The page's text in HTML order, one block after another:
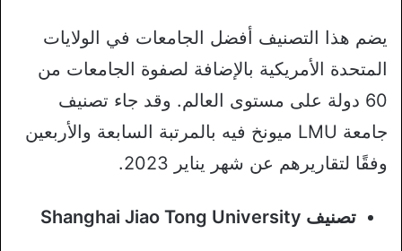
يضم هذا التصنيف أفضل الجامعات في الولايات
المتحدة الأمريكية بالإضافة لصفوة الجامعات من
60 دولة على مستوى العالم. وقد جاء تصنيف
جامعة LMU ميونخ فيه بالمرتبة السابعة والأربعين
وفقًا لتقاريرهم عن شهر يناير 2023.
تصنيف Shanghai Jiao Tong University